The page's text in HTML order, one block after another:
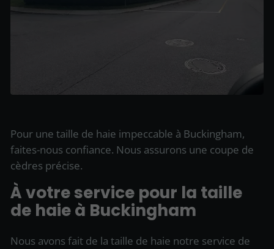
Pour une taille de haie impeccable à Buckingham,
faites-nous confiance. Nous assurons une coupe de
cèdres précise.
À votre service pour la taille
de haie à Buckingham
Nous avons fait de la taille de haie notre service de